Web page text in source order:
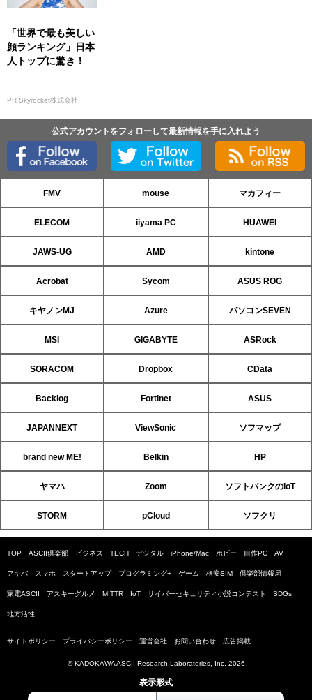
「世界で最も美しい
顔ランキング」日本
人トップに驚き！
PR Skyrocket株式会社
公式アカウントをフォローして最新情報を手に入れよう
FMV mouse マカフィー
ELECOM iiyama PC HUAWEI
JAWS-UG AMD kintone
Acrobat Sycom ASUS ROG
キヤノンMJ Azure パソコンSEVEN
MSI GIGABYTE ASRock
SORACOM Dropbox CData
Backlog Fortinet ASUS
JAPANNEXT ViewSonic ソフマップ
brand new ME! Belkin HP
ヤマハ Zoom ソフトバンクのIoT
STORM pCloud ソフクリ
TOP ASCII倶楽部 ビジネス TECH デジタル iPhone/Mac ホビー 自作PC AV
アキバ スマホ スタートアップ プログラミング+ ゲーム 格安SIM 倶楽部情報局
家電ASCII アスキーグルメ MITTR IoT サイバーセキュリティ小説コンテスト SDGs
地方活性
サイトポリシー プライバシーポリシー 運営会社 お問い合わせ 広告掲載
© KADOKAWA ASCII Research Laboratories, Inc. 2026
表示形式